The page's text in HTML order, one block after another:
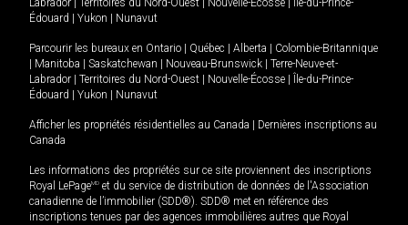
Labrador
Territoires du Nord-Ouest Nouvelle-Écosse
Île-du-Prince-
Édouard
Yukon Nunavut
Parcourir les bureaux en Ontario Québec Alberta
Colombie-Britannique
Manitoba Saskatchewan Nouveau-Brunswick
Terre-Neuve-et-
Labrador
Territoires du Nord-Ouest Nouvelle-Écosse
Île-du-Prince-
Édouard
Yukon Nunavut
Afficher les propriétés résidentielles au Canada
Dernières inscriptions au
Canada
Les informations des propriétés sur ce site proviennent des inscriptions
Royal LePageMD et du service de distribution de données de l'Association
canadienne de l’immobilier (SDD®). SDD® met en référence des
inscriptions tenues par des agences immobilières autres que Royal